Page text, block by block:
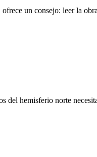
un consejo: leer la
del hemisferio norte